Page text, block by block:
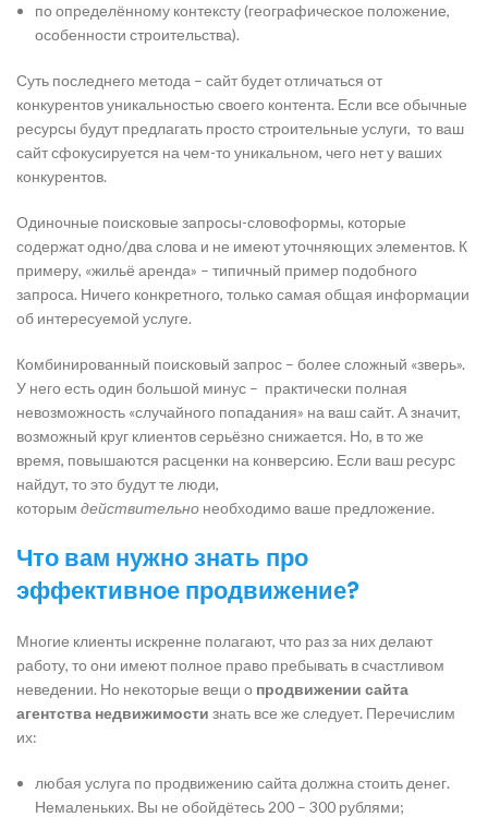
по определённому контексту (географическое положение,
особенности строительства).
Суть последнего метода – сайт будет отличаться от
конкурентов уникальностью своего контента. Если все обычные
ресурсы будут предлагать просто строительные услуги, то ваш
сайт сфокусируется на чем-то уникальном, чего нет у ваших
конкурентов.
Одиночные поисковые запросы-словоформы, которые
содержат одно/два слова и не имеют уточняющих элементов. К
примеру, «жильё аренда» – типичный пример подобного
запроса. Ничего конкретного, только самая общая информации
об интересуемой услуге.
Комбинированный поисковый запрос – более сложный «зверь».
У него есть один большой минус – практически полная
невозможность «случайного попадания» на ваш сайт. А значит,
возможный круг клиентов серьёзно снижается. Но, в то же
время, повышаются расценки на конверсию. Если ваш ресурс
найдут, то это будут те люди,
которым действительно необходимо ваше предложение.
Что вам нужно знать про
эффективное продвижение?
Многие клиенты искренне полагают, что раз за них делают
работу, то они имеют полное право пребывать в счастливом
неведении. Но некоторые вещи о продвижении сайта
агентства недвижимости знать все же следует. Перечислим
их:
любая услуга по продвижению сайта должна стоить денег.
Немаленьких. Вы не обойдётесь 200 – 300 рублями;